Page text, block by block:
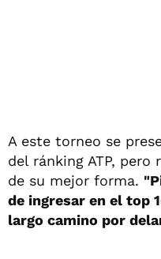
A este torneo se
del ránking ATP,
de su mejor forma.
de ingresar en el top
largo camino por